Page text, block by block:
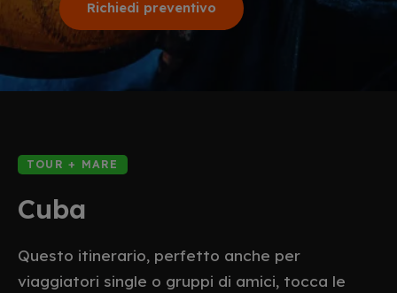
TOUR + MARE
Cuba
Questo itinerario, perfetto anche per
viaggiatori single o gruppi di amici, tocca le
Richiedi preventivo